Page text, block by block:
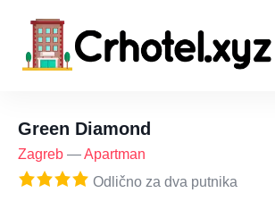
Green Diamond
Zagreb —Apartman
Odlično za dva putnika